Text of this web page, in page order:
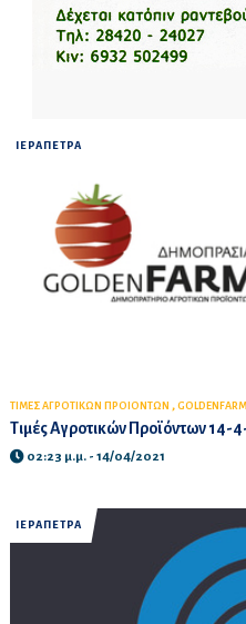
ΙΕΡΑΠΕΤΡΑ
ΤΙΜΕΣ ΑΓΡΟΤΙΚΩΝ ΠΡΟΙΟΝΤΩΝ , GOLDENFARM
Τιμές Αγροτικών Προϊόντων 14-
02:23 μ.μ. - 14/04/2021
ΙΕΡΑΠΕΤΡΑ